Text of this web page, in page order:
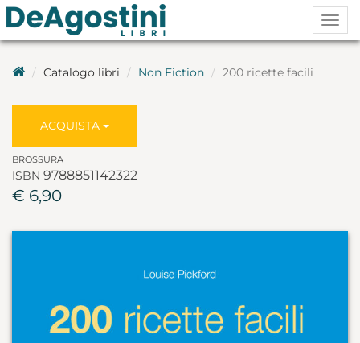
Catalogo libri Non Fiction 200 ricette facili
ACQUISTA
BROSSURA
ISBN 9788851142322
€ 6,90